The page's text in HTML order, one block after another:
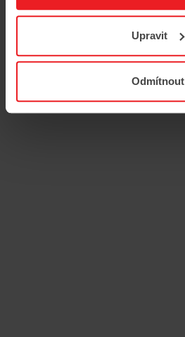
Upravit
Odmítnout
ů